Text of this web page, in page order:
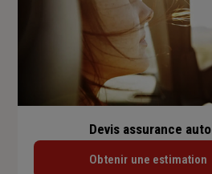
Devis assurance auto
Obtenir une estimation